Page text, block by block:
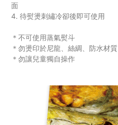
面
4. 待熨燙刺繡冷卻後即可使用
＊不可使用蒸氣熨斗
＊勿燙印於尼龍、絲綢、防水材質
＊勿讓兒童獨自操作